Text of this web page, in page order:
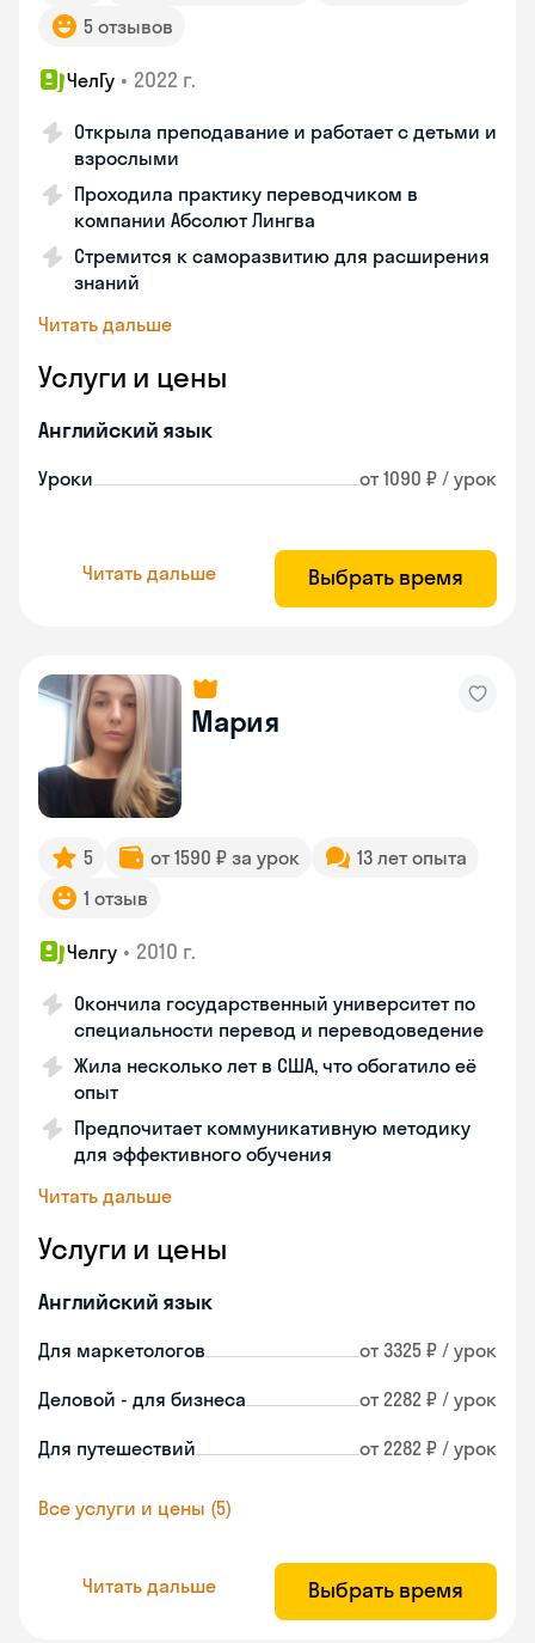
5 отзывов
ЧелГу • 2022 г.
Открыла преподавание и работает с детьми и
взрослыми
Проходила практику переводчиком в
компании Абсолют Лингва
Стремится к саморазвитию для расширения
знаний
Читать дальше
Услуги и цены
Английский язык
Уроки от 1090 ₽ / урок
Читать дальше Выбрать время
Мария
5 от 1590 ₽ за урок
13 лет опыта
1 отзыв
Челгу • 2010 г.
Окончила государственный университет по
специальности перевод и переводоведение
Жила несколько лет в США, что обогатило её
опыт
Предпочитает коммуникативную методику
для эффективного обучения
Читать дальше
Услуги и цены
Английский язык
Для маркетологов от 3325 ₽ / урок
Деловой - для бизнеса от 2282 ₽ / урок
Для путешествий от 2282 ₽ / урок
Все услуги и цены (5)
Читать дальше Выбрать время